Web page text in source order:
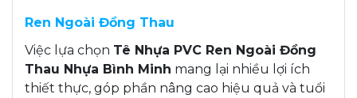
Ren Ngoài Đồng Thau
Việc lựa chọn Tê Nhựa PVC Ren Ngoài Đồng
Thau Nhựa Bình Minh mang lại nhiều lợi ích
thiết thực, góp phần nâng cao hiệu quả và tuổi